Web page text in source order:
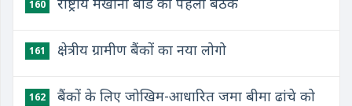
160
161 क्षेत्रीय ग्रामीण बैंकों का नया लोगो
162
बैंकों के लिए जोखिम-आधारित जमा बीमा ढांचे को